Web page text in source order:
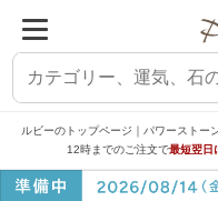
ルビーのトップページ｜パワーストー
12時までのご注文で最短翌日